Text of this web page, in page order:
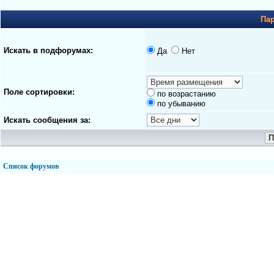
Искать в подфорумах: Да Нет
Поле сортировки:
по возрастанию
по убыванию
Искать сообщения за:
Список форумов